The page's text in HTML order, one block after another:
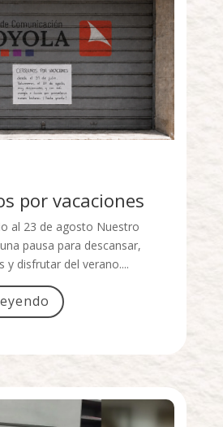
por vacaciones
al 23 de agosto Nuestro
pausa para descansar,
y disfrutar del verano....